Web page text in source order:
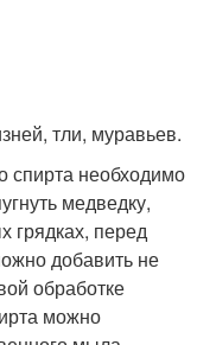
тли, муравьев.
спирта необходимо
медведку,
грядках, перед
добавить не
обработке
можно